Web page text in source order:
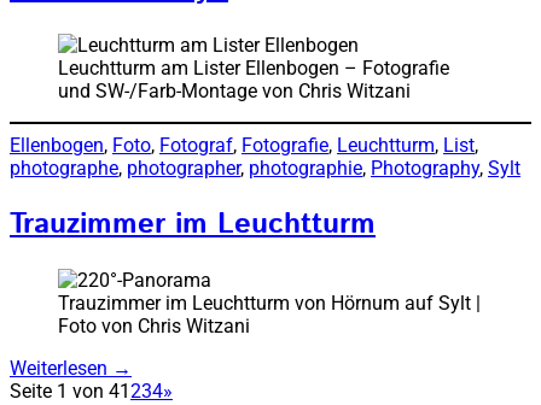
Leuchtturm am Lister Ellenbogen – Fotografie
und SW-/Farb-Montage von Chris Witzani
Ellenbogen, Foto, Fotograf, Fotografie, Leuchtturm, List
photographe, photographer, photographie, Photography, Sylt
Trauzimmer im Leuchtturm
Trauzimmer im Leuchtturm von Hörnum auf Sylt |
Foto von Chris Witzani
Weiterlesen →
Seite 1 von 41 234»